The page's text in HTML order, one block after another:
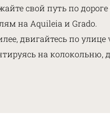
свой путь по дороге
на Aquileia и Grado.
двигайтесь по улице
на колокольню,